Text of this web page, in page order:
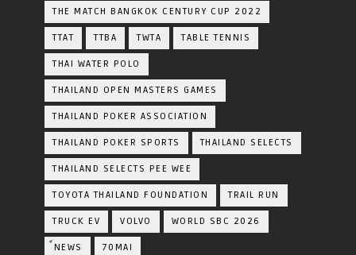
THE MATCH BANGKOK CENTURY CUP 2022
TTAT TTBA TWTA TABLE TENNIS
THAI WATER POLO
THAILAND OPEN MASTERS GAMES
THAILAND POKER ASSOCIATION
THAILAND POKER SPORTS THAILAND SELECTS
THAILAND SELECTS PEE WEE
TOYOTA​ THAILAND​ FOUNDATION TRAIL RUN
TRUCK EV VOLVO WORLD SBC 2026
์NEWS 70MAI